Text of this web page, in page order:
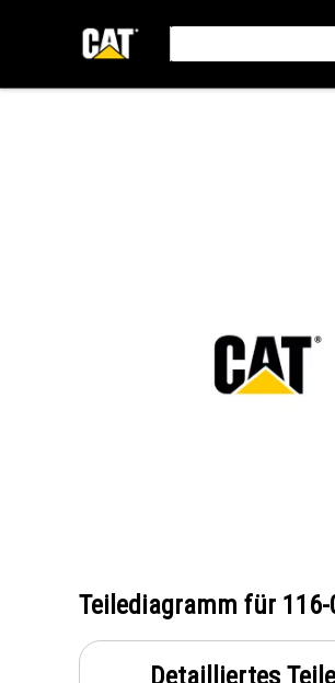
Teilediagramm für
Detailliertes